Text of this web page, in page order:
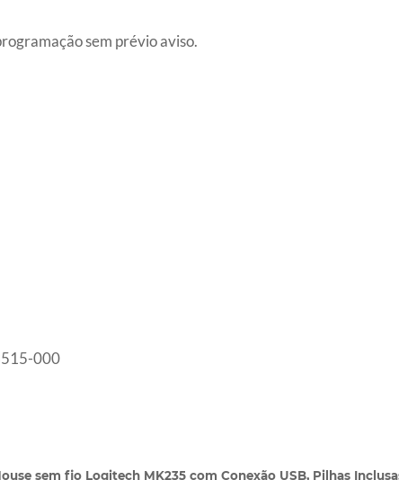
sem prévio aviso.
000
sem fio Logitech MK235 com Conexão USB, Pilhas